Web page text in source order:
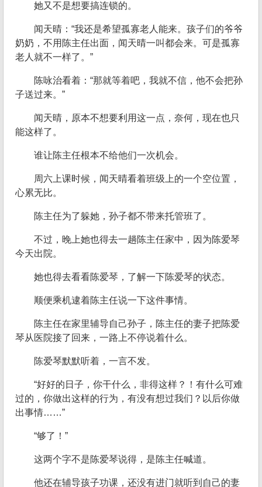
她又不是想要搞连锁的。
闻天晴：“我还是希望孤寡老人能来。孩子们的爷爷
奶奶，不用陈主任出面，闻天晴一叫都会来。可是孤寡
老人就不一样了。”
陈咏治看着：“那就等着吧，我就不信，他不会把孙
子送过来。”
闻天晴，原本不想要利用这一点，奈何，现在也只
能这样了。
谁让陈主任根本不给他们一次机会。
周六上课时候，闻天晴看着班级上的一个空位置，
心累无比。
陈主任为了躲她，孙子都不带来托管班了。
不过，晚上她也得去一趟陈主任家中，因为陈爱琴
今天出院。
她也得去看看陈爱琴，了解一下陈爱琴的状态。
顺便乘机逮着陈主任说一下这件事情。
陈主任在家里辅导自己孙子，陈主任的妻子把陈爱
琴从医院接了回来，一路上不停说着什么。
陈爱琴默默听着，一言不发。
“好好的日子，你干什么，非得这样？！有什么可难
过的，你做出这样的行为，有没有想过我们？以后你做
出事情……”
“够了！”
这两个字不是陈爱琴说得，是陈主任喊道。
他还在辅导孩子功课，还没有进门就听到自己的妻